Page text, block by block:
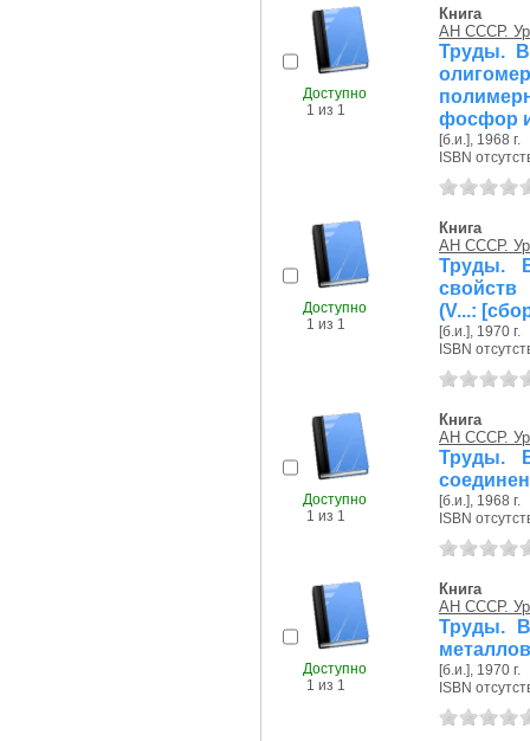
Доступно
1 из 1
Книга
АН СССР.
Труды.
фосфор
[б.и.], 1968 г.
ISBN
Доступно
1 из 1
Книга
АН СССР.
Труды.
свойств
(V...:
[б.и.], 1970 г.
ISBN
Доступно
1 из 1
Книга
АН СССР.
Труды.
[б.и.], 1968 г.
ISBN
Доступно
1 из 1
Книга
АН СССР.
Труды.
[б.и.], 1970 г.
ISBN